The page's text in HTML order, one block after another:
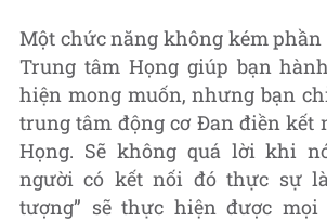
Một chức năng không kém phần
Trung tâm Họng giúp bạn
hiện mong muốn, nhưng bạn
trung tâm động cơ Đan điền kết
Họng. Sẽ không quá lời khi
người có kết nối đó thực sự
tượng” sẽ thực hiện được